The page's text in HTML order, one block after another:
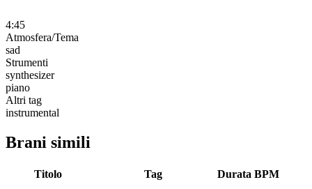
4:45
Atmosfera/Tema
sad
Strumenti
synthesizer
piano
Altri tag
instrumental
Brani simili
Titolo Tag Durata BPM